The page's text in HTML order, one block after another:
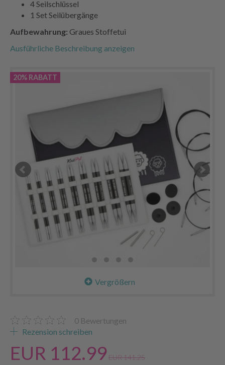
4 Seilschlüssel
1 Set Seilübergänge
Aufbewahrung: Graues Stoffetui
Ausführliche Beschreibung anzeigen
20% RABATT
Vergrößern
0 Bewertungen
Rezension schreiben
EUR 112.99EUR 141.25